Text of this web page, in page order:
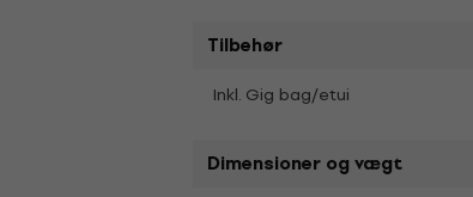
Tilbehør
Inkl. Gig bag/etui
Dimensioner og vægt